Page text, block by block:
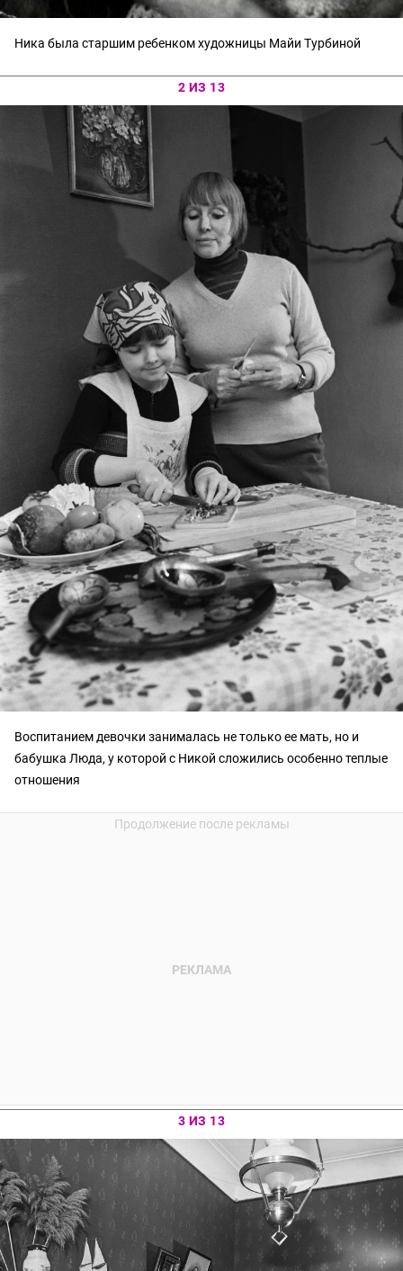
Ника была старшим ребенком художницы Майи Турбиной
2 ИЗ 13
Воспитанием девочки занималась не только ее мать, но и
бабушка Люда, у которой с Никой сложились особенно теплые
отношения
3 ИЗ 13